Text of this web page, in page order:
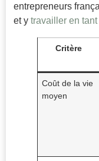
entrepreneurs
et y travailler en
Critère
Coût de la vie
moyen